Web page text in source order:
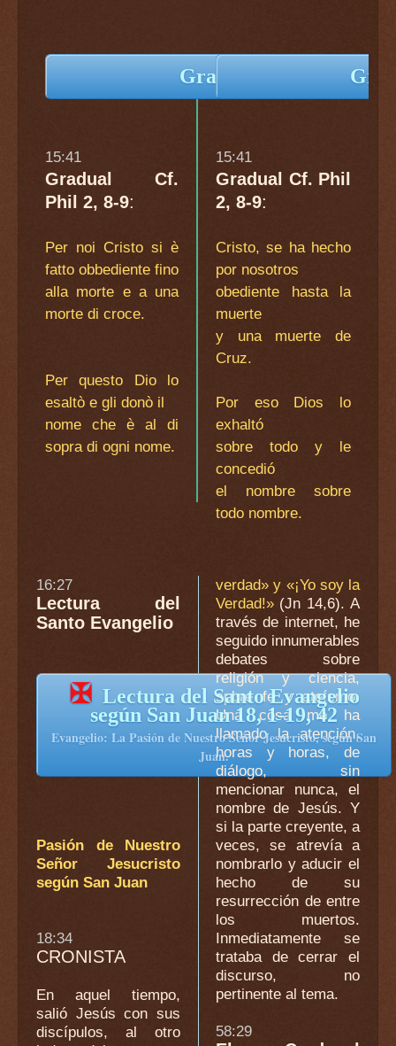
Graduale
15:41
Gradual Cf.
Phil 2, 8-9:
Per noi Cristo si è
fatto obbediente fino
alla morte e a una
morte di croce.
Per questo Dio lo
esaltò e gli donò il
nome che è al di
sopra di ogni nome.
15:41
Gradual Cf. Phil
2, 8-9:
Cristo, se ha hecho
por nosotros
obediente hasta la
muerte
y una muerte de
Cruz.
Por eso Dios lo
exhaltó
sobre todo y le
concedió
el nombre sobre
todo nombre.
16:27
Lectura del
Santo Evangelio
✠Lectura del Santo Evangelio
según San Juan 18, 1-19, 42
Evangelio: La Pasión de Nuestro Señor Jesucristo, según San
Juan.
Pasión de Nuestro
Señor Jesucristo
según San Juan
18:34
CRONISTA
En aquel tiempo,
salió Jesús con sus
discípulos, al otro
verdad» y «¡Yo soy la
Verdad!» (Jn 14,6). A
través de internet, he
seguido innumerables
debates sobre
religión y ciencia,
spbre fe y ateísmo.
Una cosa me ha
llamado la atención,
horas y horas, de
diálogo, sin
mencionar nunca, el
nombre de Jesús. Y
si la parte creyente, a
veces, se atrevía a
nombrarlo y aducir el
hecho de su
resurrección de entre
los muertos.
Inmediatamente se
trataba de cerrar el
discurso, no
pertinente al tema.
58:29